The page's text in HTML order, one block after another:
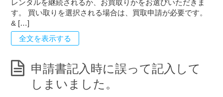
レンタルを継続されるか、お買取りかをお選びいただきま
す。 買い取りを選択される場合は、買取申請が必要です。
& […]
全文を表示する
申請書記入時に誤って記入して
しまいました。